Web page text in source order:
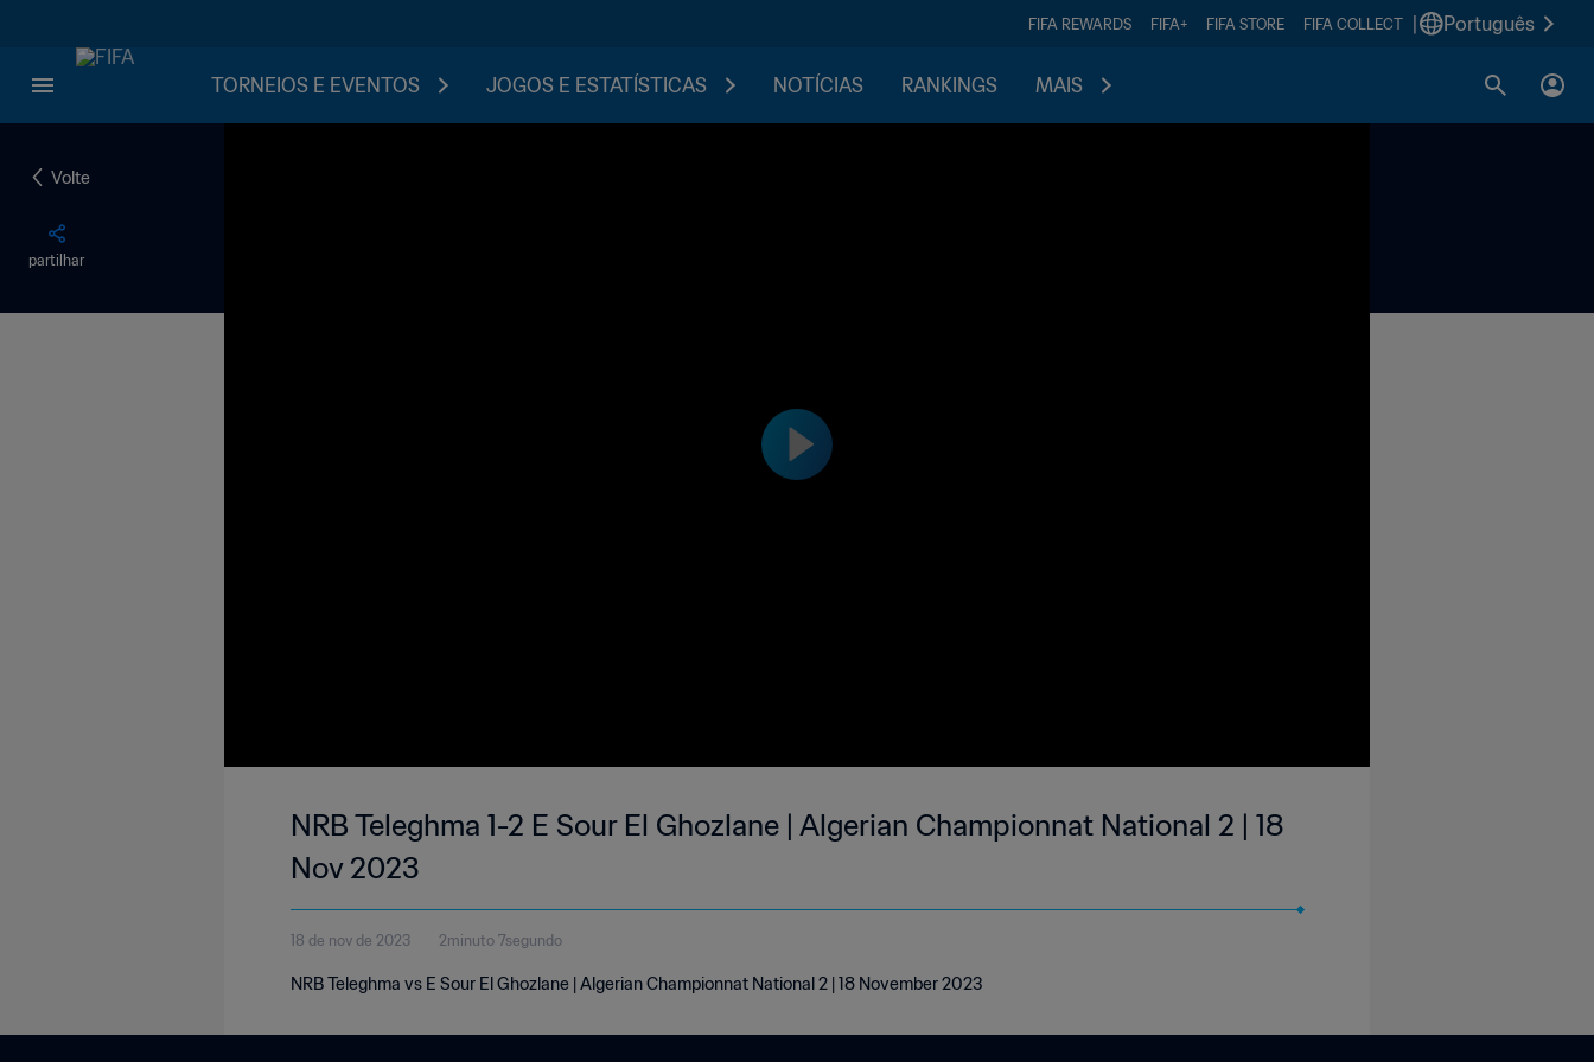
FIFA REWARDS FIFA+ FIFA STORE FIFA COLLECT Português
TORNEIOS E EVENTOS JOGOS E ESTATÍSTICAS NOTÍCIAS RANKINGS MAIS
Volte
partilhar
NRB Teleghma 1-2 E Sour El Ghozlane | Algerian Championnat National 2 | 18
Nov 2023
18 de nov de 2023 2minuto 7segundo
NRB Teleghma vs E Sour El Ghozlane | Algerian Championnat National 2 | 18 November 2023